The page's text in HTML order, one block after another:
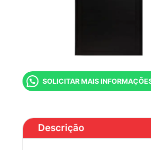
SOLICITAR MAIS
Descrição